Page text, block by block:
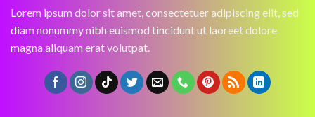
Lorem ipsum dolor sit amet, consectetuer adipiscing elit, sed
diam nonummy nibh euismod tincidunt ut laoreet dolore
magna aliquam erat volutpat.